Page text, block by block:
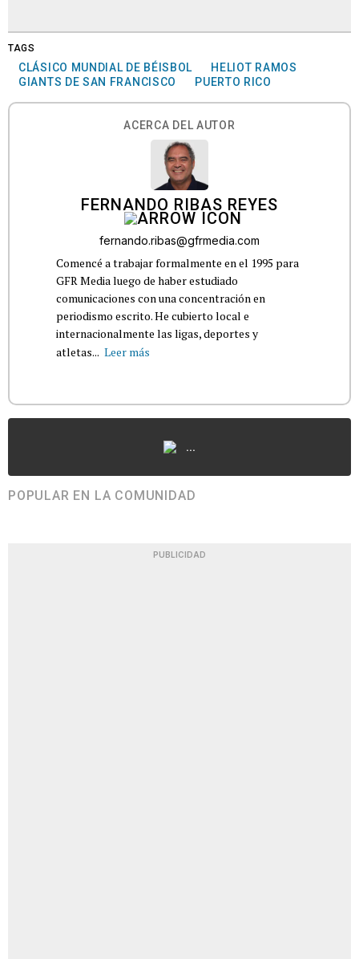
TAGS
CLÁSICO MUNDIAL DE BÉISBOL
HELIOT RAMOS
GIANTS DE SAN FRANCISCO
PUERTO RICO
ACERCA DEL AUTOR
FERNANDO RIBAS REYES
fernando.ribas@gfrmedia.com
Comencé a trabajar formalmente en el 1995 para
GFR Media luego de haber estudiado
comunicaciones con una concentración en
periodismo escrito. He cubierto local e
internacionalmente las ligas, deportes y
atletas... Leer más
...
POPULAR EN LA COMUNIDAD
PUBLICIDAD